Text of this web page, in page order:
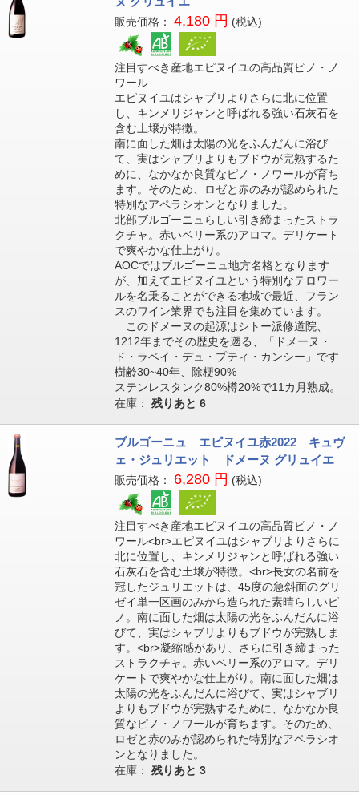
販売価格： 4,180 円 (税込)
注目すべき産地エピヌイユの高品質ピノ・ノ
ワール
エピヌイユはシャブリよりさらに北に位置
し、キンメリジャンと呼ばれる強い石灰石を
含む土壌が特徴。
南に面した畑は太陽の光をふんだんに浴び
て、実はシャブリよりもブドウが完熟するた
めに、なかなか良質なピノ・ノワールが育ち
ます。そのため、ロゼと赤のみが認められた
特別なアペラシオンとなりました。
北部ブルゴーニュらしい引き締まったストラ
クチャ。赤いベリー系のアロマ。デリケート
で爽やかな仕上がり。
AOCではブルゴーニュ地方名格となります
が、加えてエピヌイユという特別なテロワー
ルを名乗ることができる地域で最近、フラン
スのワイン業界でも注目を集めています。
このドメーヌの起源はシトー派修道院、
1212年までその歴史を遡る、「ドメーヌ・
ド・ラベイ・デュ・プティ・カンシー」です
樹齢30~40年、除梗90%
ステンレスタンク80%樽20%で11カ月熟成。
在庫： 残りあと 6
ブルゴーニュ エピヌイユ赤2022 キュヴ
ェ・ジュリエット ドメーヌ グリュイエ
販売価格： 6,280 円 (税込)
注目すべき産地エピヌイユの高品質ピノ・ノ
ワール<br>エピヌイユはシャブリよりさらに
北に位置し、キンメリジャンと呼ばれる強い
石灰石を含む土壌が特徴。<br>長女の名前を
冠したジュリエットは、45度の急斜面のグリ
ゼイ単一区画のみから造られた素晴らしいピ
ノ。南に面した畑は太陽の光をふんだんに浴
びて、実はシャブリよりもブドウが完熟しま
す。<br>凝縮感があり、さらに引き締まった
ストラクチャ。赤いベリー系のアロマ。デリ
ケートで爽やかな仕上がり。南に面した畑は
太陽の光をふんだんに浴びて、実はシャブリ
よりもブドウが完熟するために、なかなか良
質なピノ・ノワールが育ちます。そのため、
ロゼと赤のみが認められた特別なアペラシオ
ンとなりました。
在庫： 残りあと 3